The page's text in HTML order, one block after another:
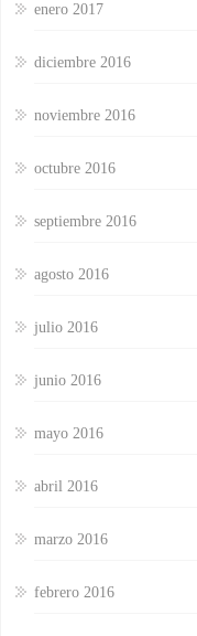
enero 2017
diciembre 2016
noviembre 2016
octubre 2016
septiembre 2016
agosto 2016
julio 2016
junio 2016
mayo 2016
abril 2016
marzo 2016
febrero 2016